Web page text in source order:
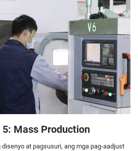
5: Mass Production
at pagsusuri, ang mga pag-aadjust